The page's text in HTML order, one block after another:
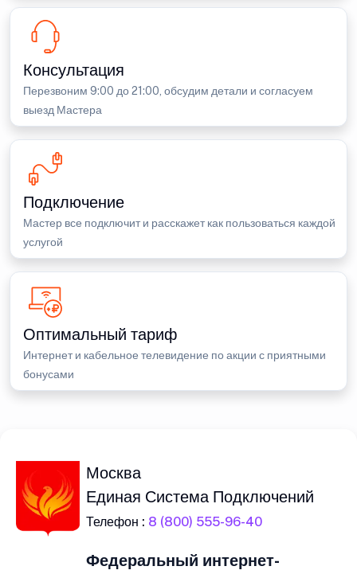
Консультация
Перезвоним 9:00 до 21:00, обсудим детали и согласуем
выезд Мастера
Подключение
Мастер все подключит и расскажет как пользоваться каждой
услугой
Оптимальный тариф
Интернет и кабельное телевидение по акции с приятными
бонусами
Москва
Единая Система Подключений
Телефон : 8 (800) 555-96-40
Федеральный интернет-